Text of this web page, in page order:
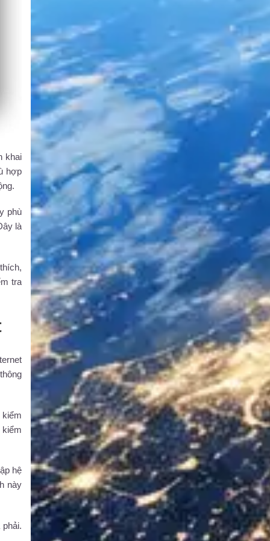
khai
hợp
phù
là
tra
kiểm
hệ
này